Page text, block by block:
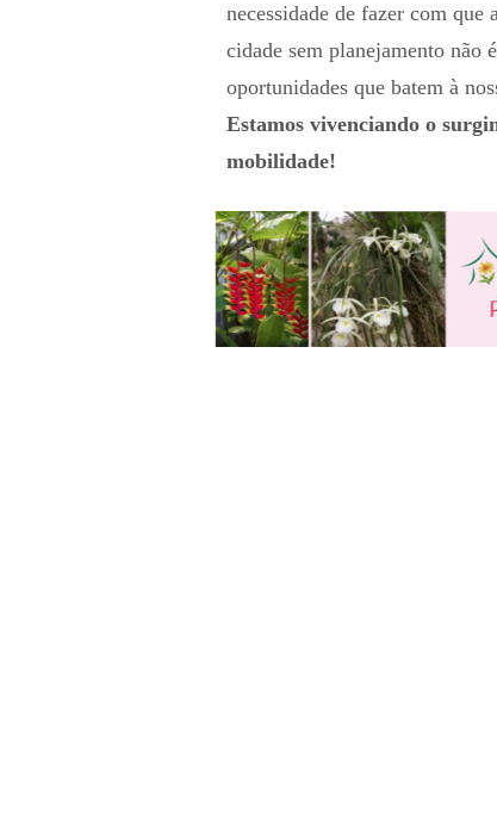
necessidade de fazer com que
cidade sem planejamento não
oportunidades que batem à
Estamos vivenciando o
mobilidade!